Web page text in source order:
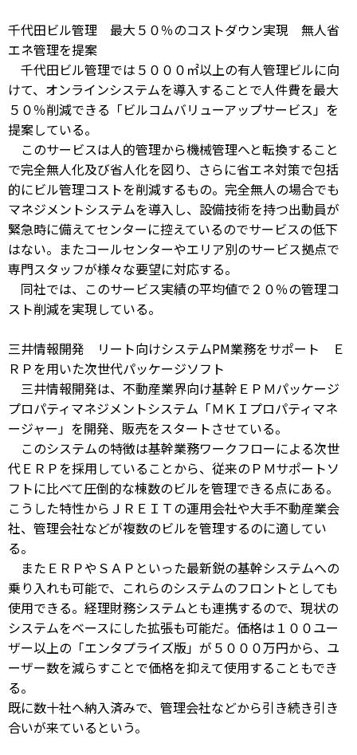
千代田ビル管理 最大５０％のコストダウン実現 無人省
エネ管理を提案
千代田ビル管理では５０００㎡以上の有人管理ビルに向
けて、オンラインシステムを導入することで人件費を最大
５０％削減できる「ビルコムバリューアップサービス」を
提案している。
このサービスは人的管理から機械管理へと転換すること
で完全無人化及び省人化を図り、さらに省エネ対策で包括
的にビル管理コストを削減するもの。完全無人の場合でも
マネジメントシステムを導入し、設備技術を持つ出動員が
緊急時に備えてセンターに控えているのでサービスの低下
はない。またコールセンターやエリア別のサービス拠点で
専門スタッフが様々な要望に対応する。
同社では、このサービス実績の平均値で２０％の管理コ
スト削減を実現している。
三井情報開発 リート向けシステムPM業務をサポート Ｅ
ＲＰを用いた次世代パッケージソフト
三井情報開発は、不動産業界向け基幹ＥＰＭパッケージ
プロパティマネジメントシステム「ＭＫＩプロパティマネ
ージャー」を開発、販売をスタートさせている。
このシステムの特徴は基幹業務ワークフローによる次世
代ＥＲＰを採用していることから、従来のＰＭサポートソ
フトに比べて圧倒的な棟数のビルを管理できる点にある。
こうした特性からＪＲＥＩＴの運用会社や大手不動産業会
社、管理会社などが複数のビルを管理するのに適してい
る。
またＥＲＰやＳＡＰといった最新鋭の基幹システムへの
乗り入れも可能で、これらのシステムのフロントとしても
使用できる。経理財務システムとも連携するので、現状の
システムをベースにした拡張も可能だ。価格は１００ユー
ザー以上の「エンタプライズ版」が５０００万円から、ユ
ーザー数を減らすことで価格を抑えて使用することもでき
る。
既に数十社へ納入済みで、管理会社などから引き続き引き
合いが来ているという。